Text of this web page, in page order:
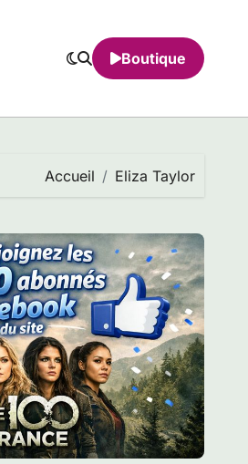
Boutique
Accueil Eliza Taylor